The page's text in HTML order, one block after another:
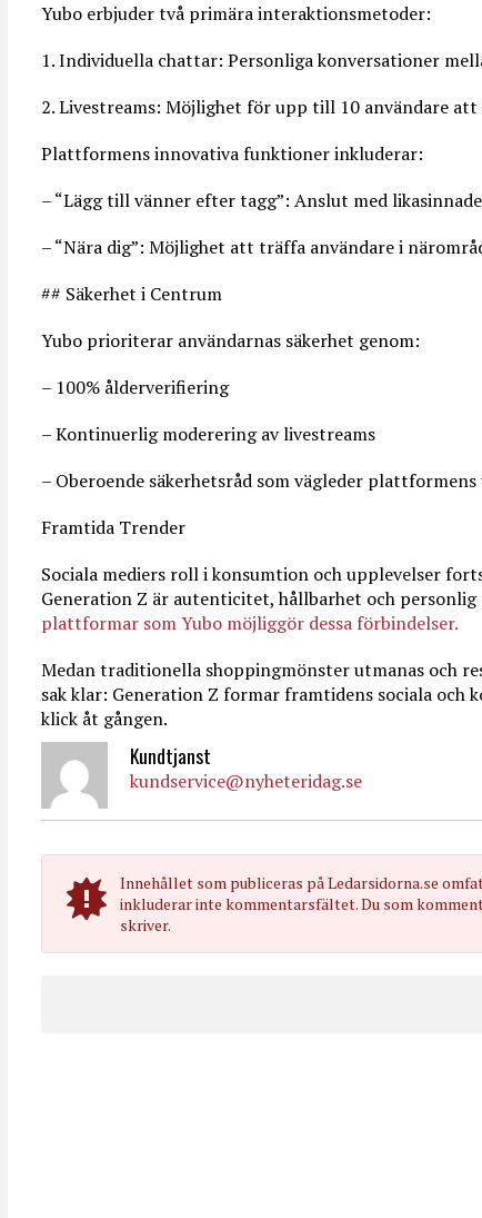
Yubo erbjuder två primära interaktionsmetoder:
1. Individuella chattar: Personliga konversationer
2. Livestreams: Möjlighet för upp till 10 användare
Plattformens innovativa funktioner inkluderar:
– “Lägg till vänner efter tagg”: Anslut med likasinnade
– “Nära dig”: Möjlighet att träffa användare i
## Säkerhet i Centrum
Yubo prioriterar användarnas säkerhet genom:
– 100% ålderverifiering
– Kontinuerlig moderering av livestreams
– Oberoende säkerhetsråd som vägleder
Framtida Trender
Sociala mediers roll i konsumtion och upplevelser
Generation Z är autenticitet, hållbarhet och
plattformar som Yubo möjliggör dessa förbindelser.
Medan traditionella shoppingmönster utmanas och
sak klar: Generation Z formar framtidens sociala och
klick åt gången.
Kundtjanst
kundservice@nyheteridag.se
Innehållet som publiceras på Ledarsidorna.se
inkluderar inte kommentarsfältet. Du som
skriver.